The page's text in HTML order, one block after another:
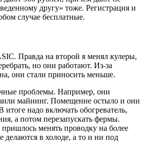
другу» тоже. Регистрация и
случае бесплатные.
Правда на второй я менял кулеры,
но они работают. Из-за
они стали приносить меньше.
проблемы. Например, они
майнинг. Помещение остыло и они
итоге надо включать обогреватель,
а потом перезапускать фермы.
менять проводку на более
в холоде, а то и ни под